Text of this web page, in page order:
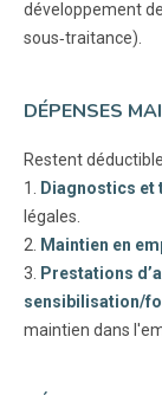
développement
sous‑traitance).
DÉPENSES
Restent
1.
Diagnostics et
légales.
2.
Maintien en
3.
Prestations
sensibilisation/
maintien dans